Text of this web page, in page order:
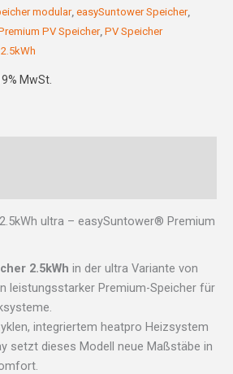
modular, easySuntower Speicher,
PV Speicher, PV Speicher
MwSt.
ultra – easySuntower® Premium
2.5kWh in der ultra Variante von
leistungsstarker Premium-Speicher für
integriertem heatpro Heizsystem
setzt dieses Modell neue Maßstäbe in